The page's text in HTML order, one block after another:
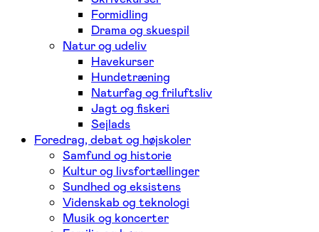
Formidling
Drama og skuespil
Natur og udeliv
Havekurser
Hundetræning
Naturfag og friluftsliv
Jagt og fiskeri
Sejlads
Foredrag, debat og højskoler
Samfund og historie
Kultur og livsfortællinger
Sundhed og eksistens
Videnskab og teknologi
Musik og koncerter